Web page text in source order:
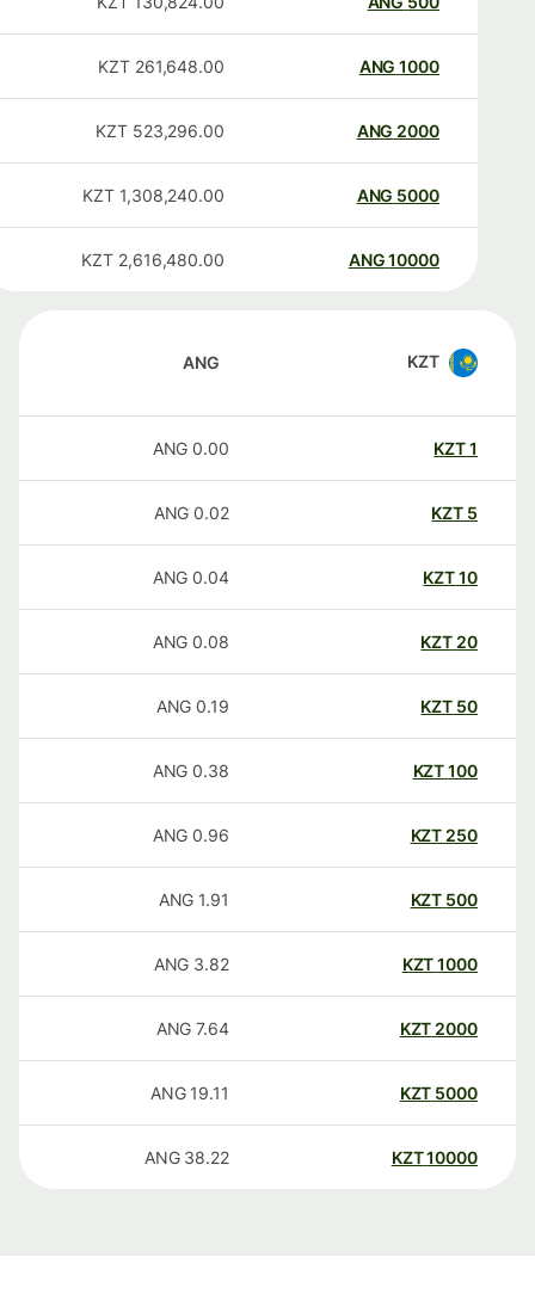
1000
ANG
261,648.00
KZT
2000
ANG
523,296.00
KZT
5000
ANG
1,308,240.00
KZT
10000
ANG
2,616,480.00
KZT
KZT
ANG
KZT
0.00
ANG
KZT
0.02
ANG
KZT
0.04
ANG
20
KZT
0.08
ANG
50
KZT
0.19
ANG
100
KZT
0.38
ANG
250
KZT
0.96
ANG
500
KZT
1.91
ANG
1000
KZT
3.82
ANG
2000
KZT
7.64
ANG
5000
KZT
19.11
ANG
10000
KZT
38.22
ANG